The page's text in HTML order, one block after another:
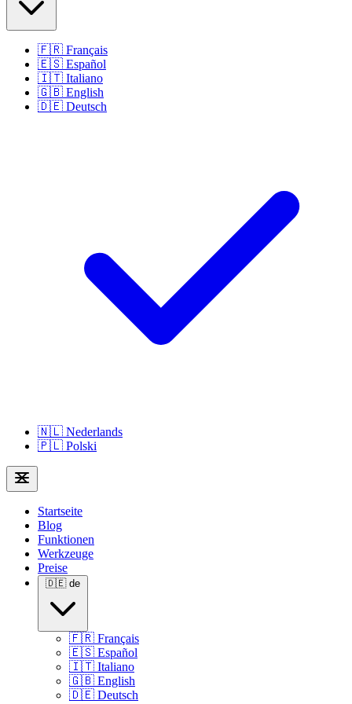
🇫🇷 Français
🇪🇸 Español
🇮🇹 Italiano
🇬🇧 English
🇩🇪 Deutsch
🇳🇱 Nederlands
🇵🇱 Polski
Startseite
Blog
Funktionen
Werkzeuge
Preise
🇩🇪 de
🇫🇷 Français
🇪🇸 Español
🇮🇹 Italiano
🇬🇧 English
🇩🇪 Deutsch